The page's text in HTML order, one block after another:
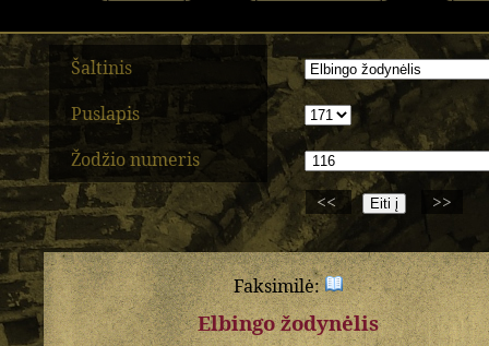
Šaltinis
Puslapis
Žodžio numeris
<<
>>
Faksimilė:
Elbingo žodynėlis